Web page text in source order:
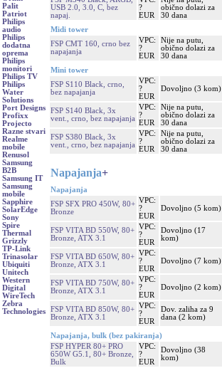
Palit
Patriot
Philips
audio
Philips
dodatna
oprema
Philips
monitori
Philips TV
Philips
Water
Solutions
Port Designs
Profixx
Projecto
Razne stvari
Realme
mobile
Renusol
Samsung
B2B
Samsung IT
Samsung
mobile
Sapphire
SolarEdge
Sony
Spire
Thermal
Grizzly
TP-Link
Trinasolar
Ubiquiti
Unitech
Western
Digital
WireTech
Zebra
Technologies
USB 2.0, 3.0, C, bez
napaj.
?
EUR
obično dolazi za
30 dana
Midi tower
FSP CMT 160, crno bez
napajanja
VPC:
?
EUR
Nije na putu,
obično dolazi za
30 dana
Mini tower
FSP S110 Black, crno,
bez napajanja
VPC:
?
EUR
Dovoljno (3 kom)
FSP S140 Black, 3x
vent., crno, bez napajanja
VPC:
?
EUR
Nije na putu,
obično dolazi za
30 dana
FSP S380 Black, 3x
vent., crno, bez napajanja
VPC:
?
EUR
Nije na putu,
obično dolazi za
30 dana
Napajanja+
Napajanja
FSP SFX PRO 450W, 80+
Bronze
VPC:
?
EUR
Dovoljno (5 kom)
FSP VITA BD 550W, 80+
Bronze, ATX 3.1
VPC:
?
EUR
Dovoljno (17
kom)
FSP VITA BD 650W, 80+
Bronze, ATX 3.1
VPC:
?
EUR
Dovoljno (7 kom)
FSP VITA BD 750W, 80+
Bronze, ATX 3.1
VPC:
?
EUR
Dovoljno (2 kom)
FSP VITA BD 850W, 80+
Bronze, ATX 3.1
VPC:
?
EUR
Dov. zaliha za 9
dana (2 kom)
Napajanja, bulk (bez pakiranja)
FSP HYPER 80+ PRO
650W G5.1, 80+ Bronze,
Bulk
VPC:
?
EUR
Dovoljno (38
kom)